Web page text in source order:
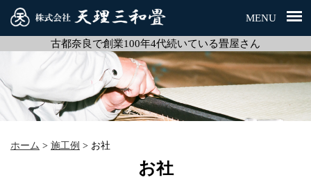
MENU
古都奈良で創業100年4代続いている畳屋さん
ホーム > 施工例 > お社
お社